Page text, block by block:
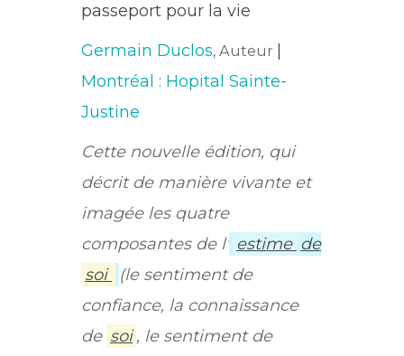
passeport pour la vie
Germain Duclos, Auteur
Montréal : Hopital Sainte-
Justine
Cette nouvelle édition, qui
décrit de manière vivante et
imagée les quatre
composantes de l' estime de
soi (le sentiment de
confiance, la connaissance
de soi , le sentiment de